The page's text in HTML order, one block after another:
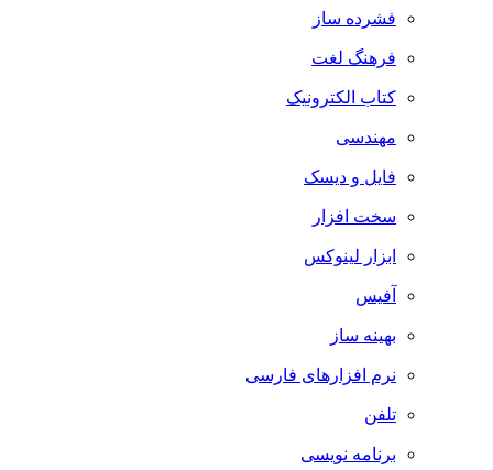
فشرده ساز
فرهنگ لغت
کتاب الکترونیک
مهندسی
فایل و دیسک
سخت افزار
ابزار لینوکس
آفیس
بهینه ساز
نرم افزارهای فارسی
تلفن
برنامه نویسی